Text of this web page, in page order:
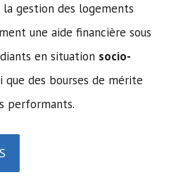
gestion des logements
une aide financière sous
en situation socio-
que des bourses de mérite
performants.